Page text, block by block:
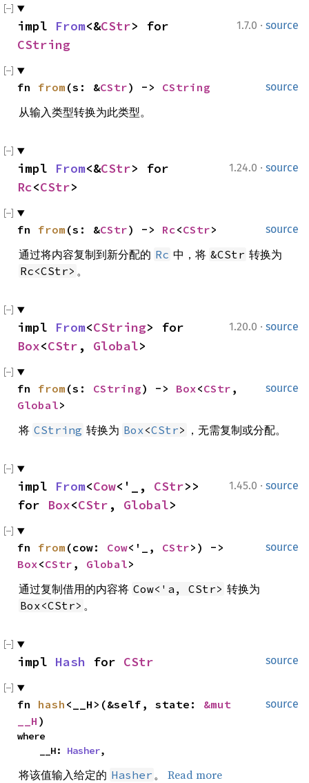
1.7.0 · source
impl From<&CStr
CString
source
fn from (s: &CStr) -> CString
从输入类型转换为此类型。
1.24.0 · source
impl From<&CStr
Rc<CStr>
source
fn from (s: &CStr) -> Rc<CStr>
通过将内容复制到新分配的 Rc 中，将 &CStr 转换为
Rc<CStr> 。
1.20.0 · source
impl From<CString
Box<CStr , Global>
source
fn from (s: CString) -> Box<CStr
Global>
将 CString 转换为 Box<CStr> ，无需复制或分配。
1.45.0 · source
impl From<Cow<'_, CStr>>
for Box<CStr , Global>
source
fn from (cow: Cow<'_, CStr
Box<CStr , Global>
通过复制借用的内容将 Cow<'a, CStr> 转换为
Box<CStr> 。
source
impl Hash for CStr
source
fn hash <__H>(&self, state: &mut
__H )
where
    __H:
Hasher,
将该值输入给定的 Hasher 。 Read more